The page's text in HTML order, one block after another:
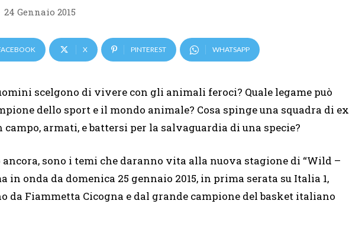
24 Gennaio 2015
X PINTEREST WHATSAPP
scelgono di vivere con gli animali feroci? Quale legame può
dello sport e il mondo animale? Cosa spinge una squadra di ex
armati, e battersi per la salvaguardia di una specie?
sono i temi che daranno vita alla nuova stagione di “Wild –
in onda da domenica 25 gennaio 2015, in prima serata su Italia 1,
da Fiammetta Cicogna e dal grande campione del basket italiano